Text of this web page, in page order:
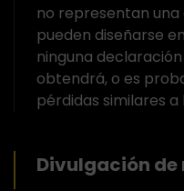
no representan
pueden diseñarse
ninguna
obtendrá, o es
pérdidas similares
Divulgación de